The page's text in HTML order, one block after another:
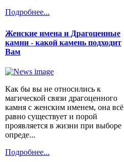
Подробнее...
Женские имена и Драгоценные
камни - какой камень подходит
Вам
Как бы вы не относились к
магической связи драгоценного
камня с женским именем, она всё
равно существует и порой
проявляется в жизни при выборе
опреде...
Подробнее...